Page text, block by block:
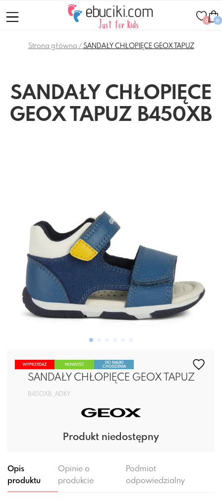
0 0
Strona główna SANDAŁY CHŁOPIĘCE GEOX TAPUZ
SANDAŁY CHŁOPIĘCE
GEOX TAPUZ B450XB
WYPRZEDAŻ NOWOŚĆ
DO NAUKI
CHODZENIA
SANDAŁY CHŁOPIĘCE GEOX TAPUZ
B450XB_ADKY
Produkt niedostępny
Opis
produktu
Opinie o
produkcie
Podmiot
odpowiedzialny